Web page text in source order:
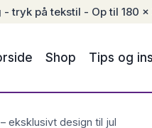
- tryk på tekstil - Op til 180
Shop Tips og
eksklusivt design til jul